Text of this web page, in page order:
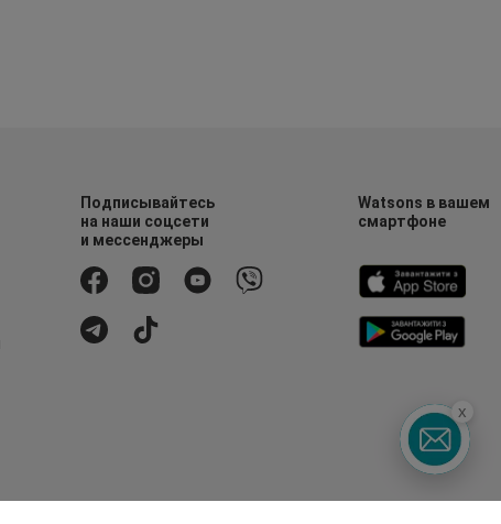
Подписывайтесь
на наши соцсети
и мессенджеры
Watsons в вашем
смартфоне
x